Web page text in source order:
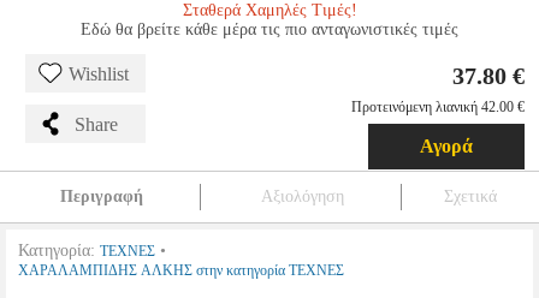
Σταθερά Χαμηλές Τιμές!
Εδώ θα βρείτε κάθε μέρα τις πιο ανταγωνιστικές τιμές
Wishlist
Share
37.80 €
Προτεινόμενη λιανική 42.00 €
Αγορά
Περιγραφή Αξιολόγηση Σχετικά
Κατηγορία: ΤΕΧΝΕΣ •
ΧΑΡΑΛΑΜΠΙΔΗΣ ΑΛΚΗΣ στην κατηγορία ΤΕΧΝΕΣ